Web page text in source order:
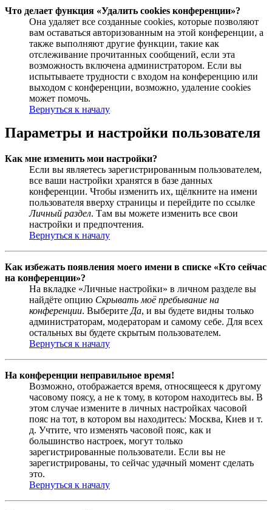
Что делает функция «Удалить cookies конференции»?
Она удаляет все созданные cookies, которые позволяют
вам оставаться авторизованным на этой конференции, а
также выполняют другие функции, такие как
отслеживание прочитанных сообщений, если эта
возможность включена администратором. Если вы
испытываете трудности с входом на конференцию или
выходом с конференции, возможно, удаление cookies
может помочь.
Вернуться к началу
Параметры и настройки пользователя
Как мне изменить мои настройки?
Если вы являетесь зарегистрированным пользователем,
все ваши настройки хранятся в базе данных
конференции. Чтобы изменить их, щёлкните на имени
пользователя вверху страницы и перейдите по ссылке
Личный раздел. Там вы можете изменить все свои
настройки и предпочтения.
Вернуться к началу
Как избежать появления моего имени в списке «Кто сейчас
на конференции»?
На вкладке «Личные настройки» в личном разделе вы
найдёте опцию Скрывать моё пребывание на
конференции. Выберите Да, и вы будете видны только
администраторам, модераторам и самому себе. Для всех
остальных вы будете скрытым пользователем.
Вернуться к началу
На конференции неправильное время!
Возможно, отображается время, относящееся к другому
часовому поясу, а не к тому, в котором находитесь вы. В
этом случае измените в личных настройках часовой
пояс на тот, в котором вы находитесь: Москва, Киев и т.
д. Учтите, что изменять часовой пояс, как и
большинство настроек, могут только
зарегистрированные пользователи. Если вы не
зарегистрированы, то сейчас удачный момент сделать
это.
Вернуться к началу